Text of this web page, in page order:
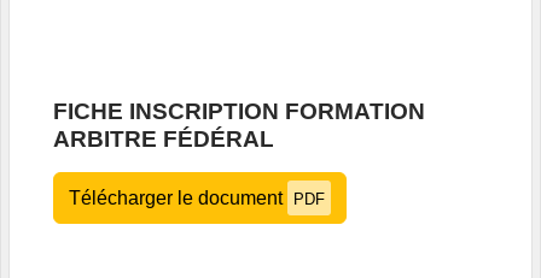
FICHE INSCRIPTION FORMATION
ARBITRE FÉDÉRAL
Télécharger le document PDF